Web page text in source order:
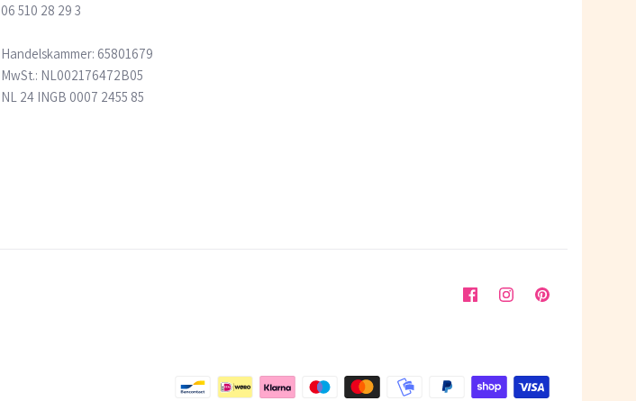
06 510 28 29 3
Handelskammer: 65801679
MwSt.: NL002176472B05
NL 24 INGB 0007 2455 85